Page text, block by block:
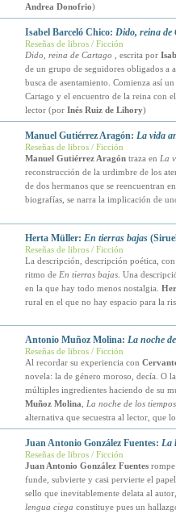
Andrea Donofrio)
Isabel Barceló Chico: Dido, reina de
Reseñas de libros / Ficción
Dido, reina de Cartago , escrita por
de un grupo de seguidores obligados a
busca de asentamiento. Comienza así
Cartago y el encuentro de la reina con
lector (por Inés Ruiz de Lihory)
Manuel Gutiérrez Aragón: La vida
Reseñas de libros / Ficción
Manuel Gutiérrez Aragóntraza en La
reconstrucción de la urdimbre de los
de dos hermanos que se reencuentran
biografías, se narra la implicación de
Herta Müller: En tierras bajas
Reseñas de libros / Ficción
La descripción, descripción poética, con
ritmo de En tierras bajas. Una
en la que hay todo menos nostalgia.
rural en el que no hay espacio para la
Antonio Muñoz Molina: La noche
Reseñas de libros / Ficción
Al recordar su experiencia con
novela: la de género moroso, decía. O
múltiples ingredientes haciendo de su
Muñoz Molina
La noche de los tiempos
alternativa que secuestra al lector, que
Juan Antonio González Fuentes: La
Reseñas de libros / Ficción
Juan Antonio González Fuentesrompe
funde, subvierte y casi pervierte el
sello que inevitablemente delata al
lengua ciega constituye pues un